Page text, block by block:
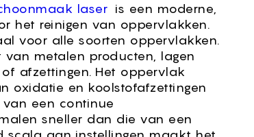
laser is een moderne,
het reinigen van oppervlakken.
voor alle soorten oppervlakken.
van metalen producten, lagen
afzettingen. Het oppervlak
oxidatie en koolstofafzettingen
van een continue
sneller dan die van een